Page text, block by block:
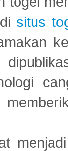
situs